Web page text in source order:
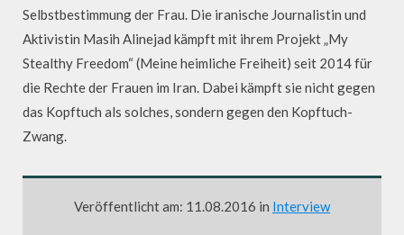
Selbstbestimmung der Frau. Die iranische Journalistin und
Aktivistin Masih Alinejad kämpft mit ihrem Projekt „My
Stealthy Freedom“ (Meine heimliche Freiheit) seit 2014 für
die Rechte der Frauen im Iran. Dabei kämpft sie nicht gegen
das Kopftuch als solches, sondern gegen den Kopftuch-
Zwang.
Veröffentlicht am: 11.08.2016 in Interview